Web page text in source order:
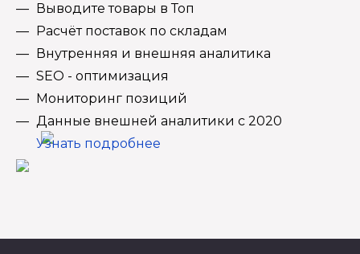
Выводите товары в Топ
Расчёт поставок по складам
Внутренняя и внешняя аналитика
SEO - оптимизация
Мониторинг позиций
Данные внешней аналитики с 2020
Узнать подробнее